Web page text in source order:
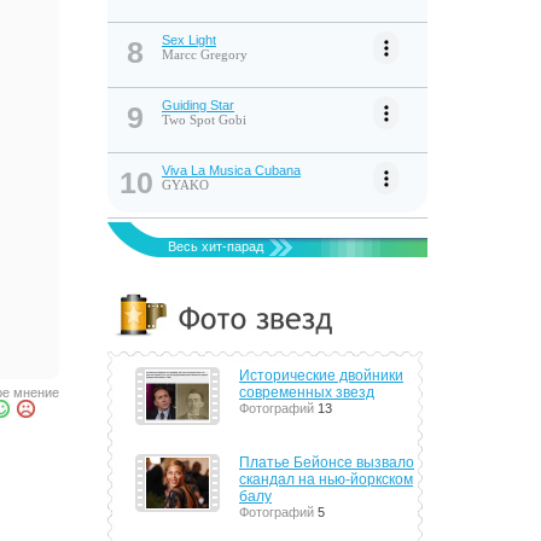
мнение
8
Sex Light
Marcc Gregory
9
Guiding Star
Two Spot Gobi
10
Viva La Musica Cubana
GYAKO
Весь хит-парад
Исторические двойники
современных звезд
Фотографий 13
Платье Бейонсе вызвало
скандал на нью-йоркском
балу
Фотографий 5